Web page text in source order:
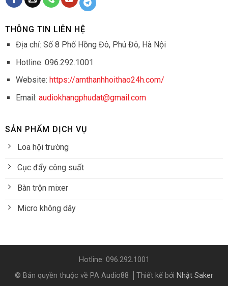
THÔNG TIN LIÊN HỆ
Địa chỉ: Số 8 Phố Hồng Đô, Phú Đô, Hà Nội
Hotline: 096.292.1001
Website: https://amthanhhoithao24h.com/
Email: audiokhangphudat@gmail.com
SẢN PHẨM DỊCH VỤ
Loa hội trường
Cục đẩy công suất
Bàn trộn mixer
Micro không dây
Hotline: 096.292.1001
© Bản quyền thuộc về PA Audio88
Thiết kế bởi Nhật Saker